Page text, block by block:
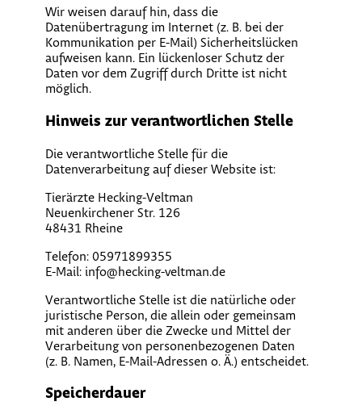
Wir weisen darauf hin, dass die
Datenübertragung im Internet (z. B. bei der
Kommunikation per E-Mail) Sicherheitslücken
aufweisen kann. Ein lückenloser Schutz der
Daten vor dem Zugriff durch Dritte ist nicht
möglich.
Hinweis zur verantwortlichen Stelle
Die verantwortliche Stelle für die
Datenverarbeitung auf dieser Website ist:
Tierärzte Hecking-Veltman
Neuenkirchener Str. 126
48431 Rheine
Telefon: 05971899355
E-Mail: info@hecking-veltman.de
Verantwortliche Stelle ist die natürliche oder
juristische Person, die allein oder gemeinsam
mit anderen über die Zwecke und Mittel der
Verarbeitung von personenbezogenen Daten
(z. B. Namen, E-Mail-Adressen o. Ä.) entscheidet.
Speicherdauer